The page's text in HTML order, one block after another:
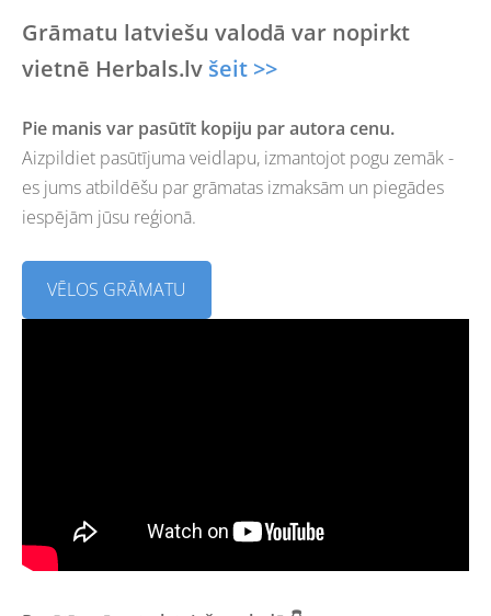
Grāmatu latviešu valodā var nopirkt
vietnē Herbals.lv šeit >>
Pie manis var pasūtīt kopiju par autora cenu.
Aizpildiet pasūtījuma veidlapu, izmantojot pogu zemāk -
es jums atbildēšu par grāmatas izmaksām un piegādes
iespējām jūsu reģionā.
VĒLOS GRĀMATU